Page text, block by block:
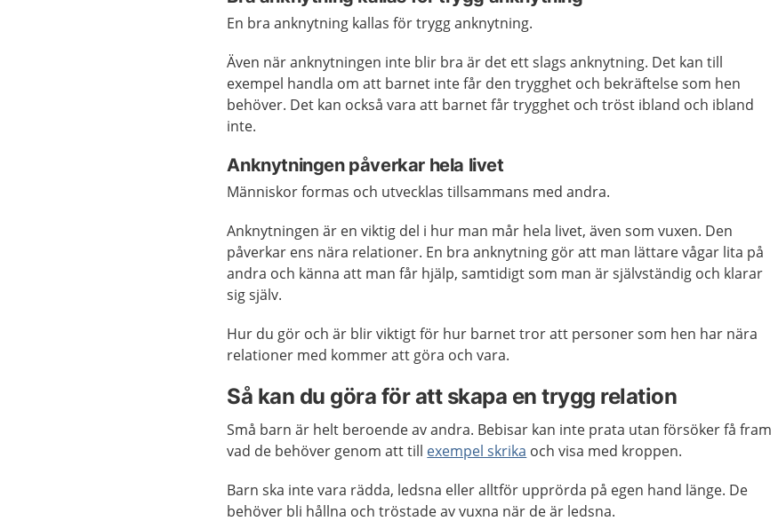
En bra anknytning kallas för trygg anknytning.
Även när anknytningen inte blir bra är det ett slags anknytning. Det kan till
exempel handla om att barnet inte får den trygghet och bekräftelse som hen
behöver. Det kan också vara att barnet får trygghet och tröst ibland och ibland
inte.
Anknytningen påverkar hela livet
Människor formas och utvecklas tillsammans med andra.
Anknytningen är en viktig del i hur man mår hela livet, även som vuxen. Den
påverkar ens nära relationer. En bra anknytning gör att man lättare vågar lita på
andra och känna att man får hjälp, samtidigt som man är självständig och klarar
sig själv.
Hur du gör och är blir viktigt för hur barnet tror att personer som hen har nära
relationer med kommer att göra och vara.
Så kan du göra för att skapa en trygg relation
Små barn är helt beroende av andra. Bebisar kan inte prata utan försöker få fram
vad de behöver genom att till exempel skrika och visa med kroppen.
Barn ska inte vara rädda, ledsna eller alltför upprörda på egen hand länge. De
behöver bli hållna och tröstade av vuxna när de är ledsna.